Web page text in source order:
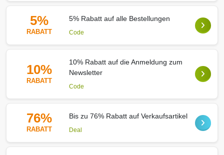
5%
RABATT
5% Rabatt auf alle Bestellungen
Code
10%
RABATT
10% Rabatt auf die Anmeldung zum
Newsletter
Code
76%
RABATT
Bis zu 76% Rabatt auf Verkaufsartikel
Deal